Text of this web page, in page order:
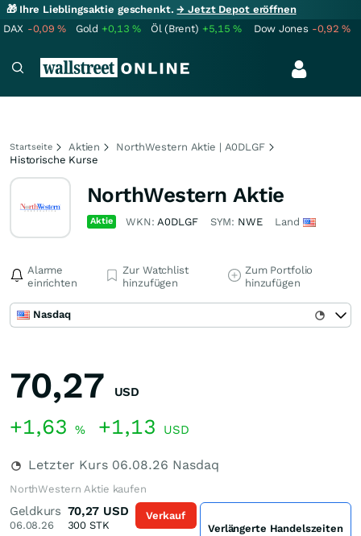
🎁 Ihre Lieblingsaktie geschenkt.→ Jetzt Depot eröffnen
DAX -0,09% Gold +0,13% Öl (Brent) +5,15% Dow Jones -0,92%
Startseite Aktien
NorthWestern Aktie | A0DLGF
Historische Kurse
NorthWestern Aktie
Aktie WKN:A0DLGF SYM: NWE Land
Alarme
einrichten
Zur Watchlist
hinzufügen
Zum Portfolio
hinzufügen
Nasdaq
70,27 USD
+1,63 % +1,13 USD
Letzter Kurs 06.08.26 Nasdaq
NorthWestern Aktie kaufen
Geldkurs
06.08.26
70,27 USD
300 STK
Verkauf
Verlängerte Handelszeiten